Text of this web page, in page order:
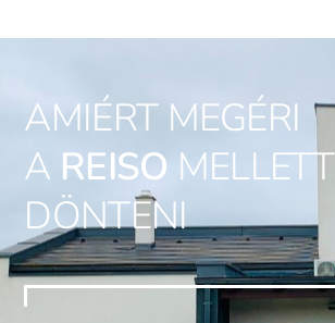
AMIÉRT MEGÉRI
A REISO MELLETT
DÖNTENI